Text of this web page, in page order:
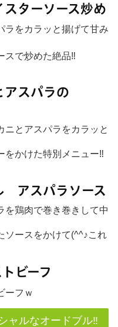
ターソース炒め
ラをカラッと揚げて甘み
スで炒めた絶品‼
スパラの
ニとアスパラをカラッと
をかけた特別メニュー‼
アスパラソース
を鶏肉で巻き巻きして中
ソースをかけて(^^♪これ
ビーフ
ーフｗ
ャルなオードブル‼